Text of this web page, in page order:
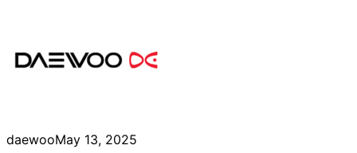
daewooMay 13, 2025